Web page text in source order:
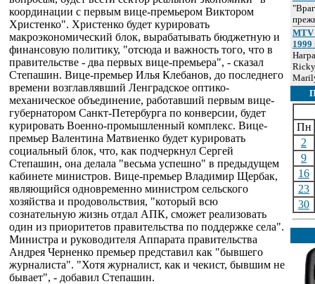
координации с первым вице-премьером Виктором
Христенко". Христенко будет курировать
макроэкономический блок, вырабатывать бюджетную и
финансовую политику, "отсюда и важность того, что в
правительстве - два первых вице-премьера", - сказал
Степашин. Вице-премьер Илья Клебанов, до последнего
времени возглавлявший Ленградское оптико-
механическое объединение, работавший первым вице-
губернатором Санкт-Петербурга по конверсии, будет
курировать Военно-промышленный комплекс. Вице-
премьер Валентина Матвиенко будет курировать
социальный блок, что, как подчеркнул Сергей
Степашин, она делала "весьма успешно" в предыдущем
кабинете министров. Вице-премьер Владимир Щербак,
являющийся одновременно министром сельского
хозяйства и продовольствия, "который всю
сознательную жизнь отдал АПК, сможет реализовать
один из приоритетов правительства по поддержке села".
Министра и руководителя Аппарата правительства
Андрея Черненко премьер представил как "бывшего
журналиста". "Хотя журналист, как и чекист, бывшим не
бывает", - добавил Степашин.
MTV
1999
Пн
2
9
16
23
30